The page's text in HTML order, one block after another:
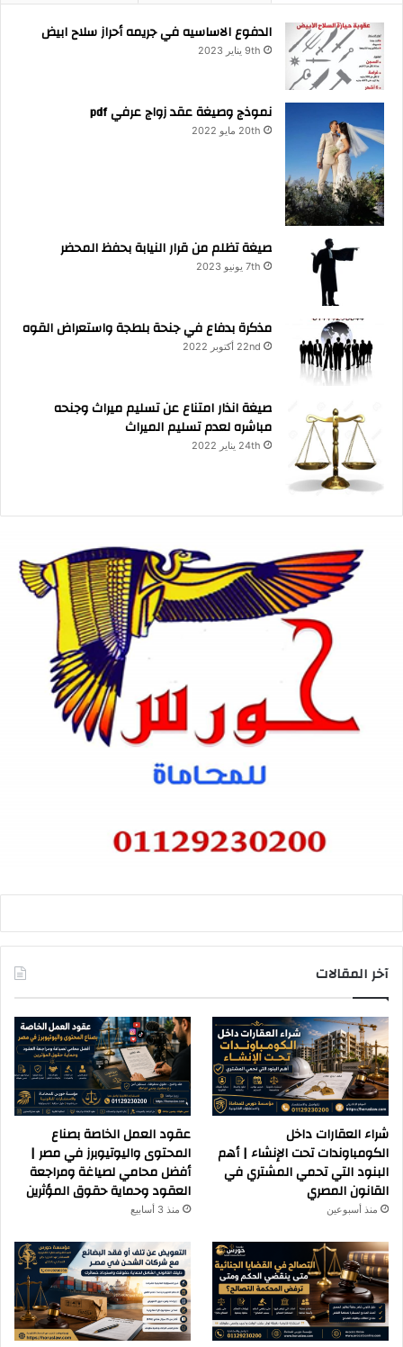
الدفوع الاساسيه في جريمه أحراز سلاح ابيض
9th يناير 2023
نموذج وصيغة عقد زواج عرفي pdf
20th مايو 2022
صيغة تظلم من قرار النيابة بحفظ المحضر
7th يونيو 2023
مذكرة بدفاع في جنحة بلطجة واستعراض القوه
22nd أكتوبر 2022
صيغة انذار امتناع عن تسليم ميراث وجنحه
مباشره لعدم تسليم الميراث
24th يناير 2022
آخر المقالات
شراء العقارات داخل
الكومباوندات تحت الإنشاء | أهم
البنود التي تحمي المشتري في
القانون المصري
منذ أسبوعين
عقود العمل الخاصة بصناع
المحتوى واليوتيوبرز في مصر |
أفضل محامي لصياغة ومراجعة
العقود وحماية حقوق المؤثرين
منذ 3 أسابيع